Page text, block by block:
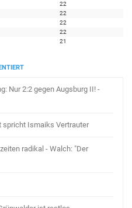
22
22
22
22
21
Nur 2:2 gegen Augsburg II! -
spricht Ismaiks Vertrauter
radikal - Walch: "Der